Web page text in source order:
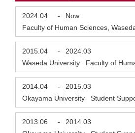
2024.04 -
Now
Faculty of Human Sciences,
2015.04 -
2024.03
Waseda University Faculty of
2014.04 -
2015.03
Okayama University Student
2013.06 -
2014.03